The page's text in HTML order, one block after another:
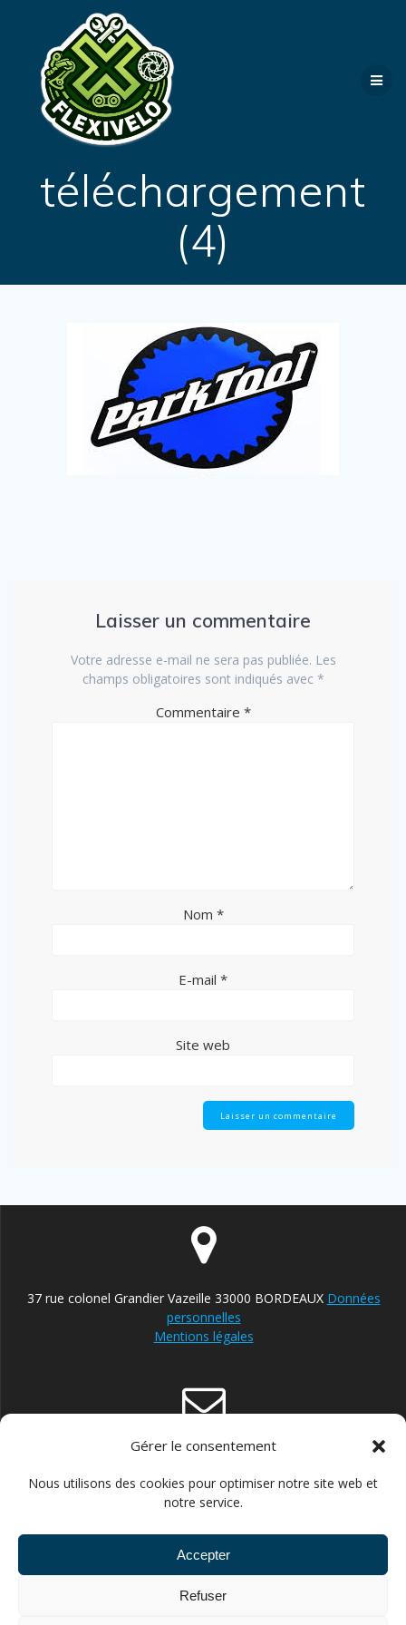
Gérer le consentement
Nous utilisons des cookies pour optimiser notre site web et
notre service.
Accepter
Refuser
téléchargement
(4)
Laisser un commentaire
Votre adresse e-mail ne sera pas publiée. Les
champs obligatoires sont indiqués avec *
Commentaire *
Nom *
E-mail *
Site web
37 rue colonel Grandier Vazeille 33000 BORDEAUX Données
personnelles
Mentions légales
contact@reparateur-velo-bordeaux.com
06.30.87.13.21 POUR ENTREPRISES ET STRUCTURES
PUBLIQUES //// 06.43.66.14.60 POUR PARTICULIERS